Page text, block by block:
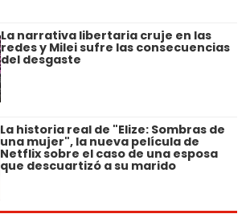
La narrativa libertaria cruje en las
redes y Milei sufre las consecuencias
del desgaste
La historia real de "Elize: Sombras de
una mujer", la nueva película de
Netflix sobre el caso de una esposa
que descuartizó a su marido